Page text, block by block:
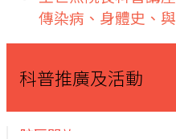
傳染病、身體史、與
科普推廣及活動
院區開放